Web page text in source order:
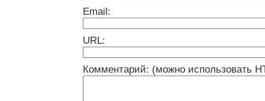
Email:
URL:
Комментарий: (можно использовать